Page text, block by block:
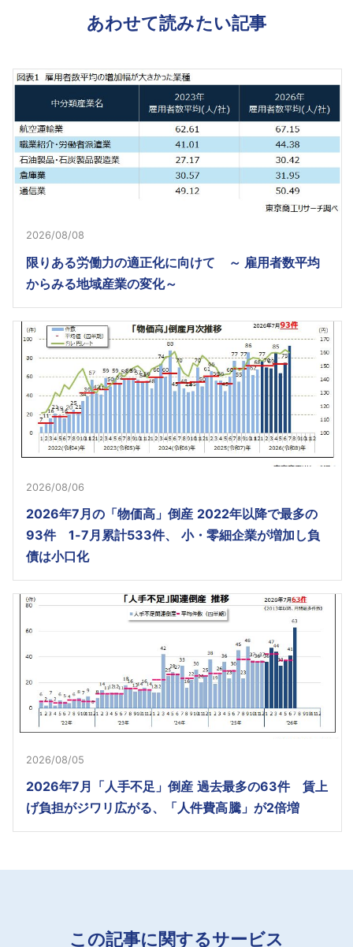
あわせて読みたい記事
2026/08/08
限りある労働力の適正化に向けて ～ 雇用者数平均
からみる地域産業の変化～
2026/08/06
2026年7月の「物価高」倒産 2022年以降で最多の
93件 1-7月累計533件、 小・零細企業が増加し負
債は小口化
2026/08/05
2026年7月「人手不足」倒産 過去最多の63件 賃上
げ負担がジワリ広がる、「人件費高騰」が2倍増
この記事に関するサービス